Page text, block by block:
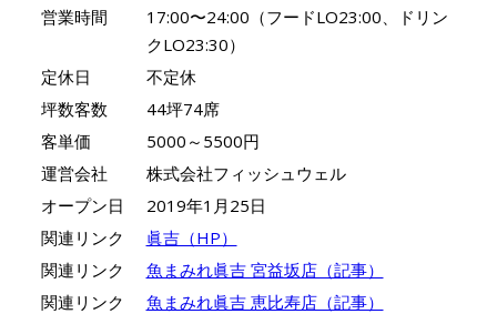
営業時間
17:00〜24:00（フードLO23:00、ドリン
クLO23:30）
定休日
不定休
坪数客数
44坪74席
客単価
5000～5500円
運営会社
株式会社フィッシュウェル
オープン日
2019年1月25日
関連リンク
眞吉（HP）
関連リンク
魚まみれ眞吉 宮益坂店（記事）
関連リンク
魚まみれ眞吉 恵比寿店（記事）